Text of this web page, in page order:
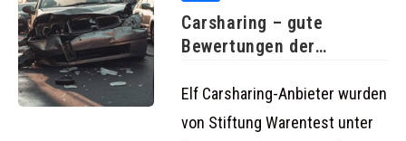
Carsharing – gute
Bewertungen der
Elf Carsharing-Anbieter wurden
von Stiftung Warentest unter